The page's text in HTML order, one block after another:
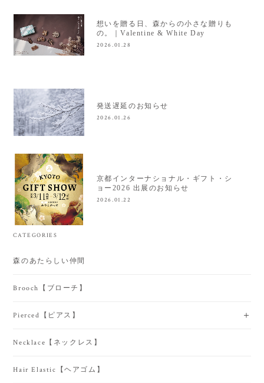
想いを贈る日、森からの小さな贈りも
の。｜Valentine & White Day
2026.01.28
発送遅延のお知らせ
2026.01.26
京都インターナショナル・ギフト・シ
ョー2026 出展のお知らせ
2026.01.22
CATEGORIES
森のあたらしい仲間
Brooch【ブローチ】
Pierced【ピアス】
Necklace【ネックレス】
Hair Elastic【ヘアゴム】